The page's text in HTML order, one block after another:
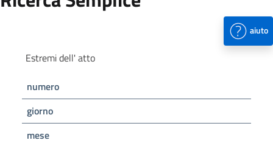
aiuto
Estremi dell' atto
numero
giorno
mese